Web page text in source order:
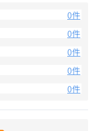
0件
0件
0件
0件
0件